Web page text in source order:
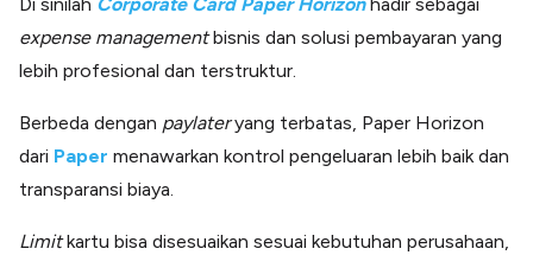
Di sinilah Corporate Card Paper Horizonhadir sebagai
expense managementbisnis dan solusi pembayaran yang
lebih profesional dan terstruktur.
Berbeda dengan paylateryang terbatas, Paper Horizon
dari Paper menawarkan kontrol pengeluaran lebih baik dan
transparansi biaya.
Limitkartu bisa disesuaikan sesuai kebutuhan perusahaan,